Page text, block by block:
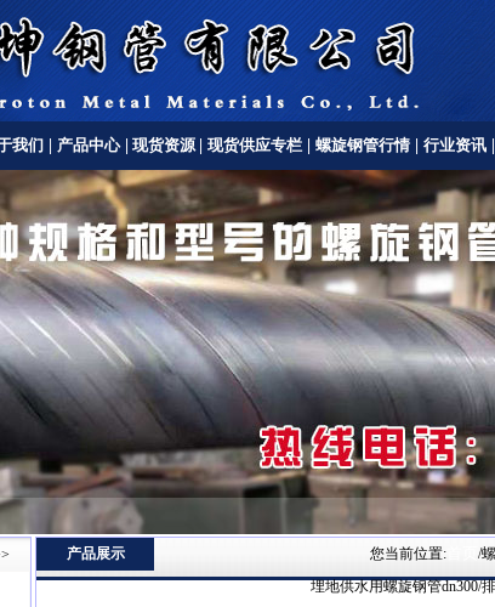
我们 产品中心| 现货资源 现货供应专栏| 螺旋钢管行情| 行业资讯|
螺旋钢管
产品展示 您当前位置:
/
埋地供水用螺旋钢管dn300/